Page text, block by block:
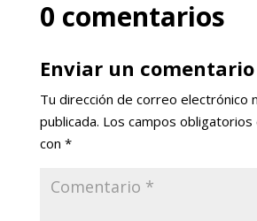
0 comentarios
Enviar un comentario
Tu dirección de correo electrónico
publicada. Los campos
con *